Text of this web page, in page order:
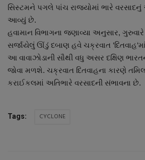
રાષ્ટ્રીય
ગુજરાત
જુનાગઢ
બજારના સમાચાર
સિસ્ટમને પગલે પાંચ રાજ્યોમાં ભારે વરસાદનું
આવ્યું છે.
હવામાન વિભાગના જણાવ્યા અનુસાર, ગુરુવારે
સર્જાયેલું ઊંડું દબાણ હવે ચક્રવાત
આ વાવાઝોડાની સૌથી વધુ અસર દક્ષિણ
જોવા મળશે. ચક્રવાત દિતવાહના કારણે
કરાઈકલમાં અતિભારે વરસાદની સંભાવના છે.
Tags: CYCLONE